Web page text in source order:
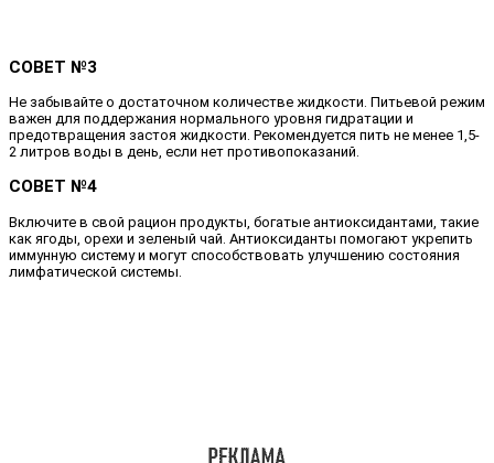
СОВЕТ №3
Не забывайте о достаточном количестве жидкости. Питьевой режим
важен для поддержания нормального уровня гидратации и
предотвращения застоя жидкости. Рекомендуется пить не менее 1,5-
2 литров воды в день, если нет противопоказаний.
СОВЕТ №4
Включите в свой рацион продукты, богатые антиоксидантами, такие
как ягоды, орехи и зеленый чай. Антиоксиданты помогают укрепить
иммунную систему и могут способствовать улучшению состояния
лимфатической системы.